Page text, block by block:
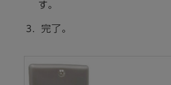
す。
完了。